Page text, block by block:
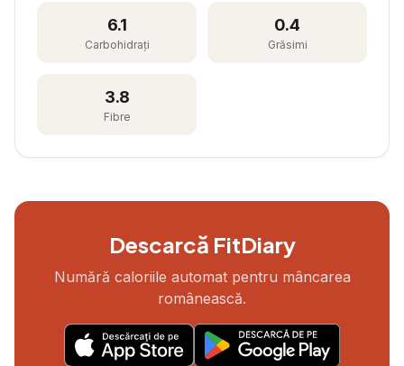
6.1
Carbohidrați
0.4
Grăsimi
3.8
Fibre
Descarcă FitDiary
Numără caloriile automat pentru mâncarea
românească.